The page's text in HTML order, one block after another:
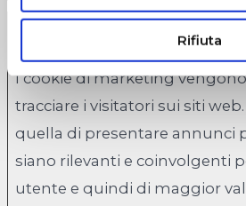
Rifiuta
I cookie di marketing
tracciare i visitatori sui siti
quella di presentare annunci
siano rilevanti e coinvolgenti
utente e quindi di maggior